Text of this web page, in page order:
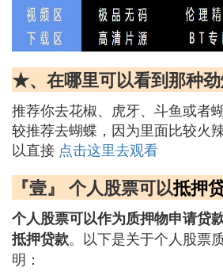
★、在哪里可以看到那种劲
推荐你去花椒、虎牙、斗鱼或者
较推荐去蝴蝶，因为里面比较火
以直接 点击这里去观看
『壹』 个人股票可以抵押
个人股票可以作为质押物申请贷
抵押贷款。以下是关于个人股票
明：